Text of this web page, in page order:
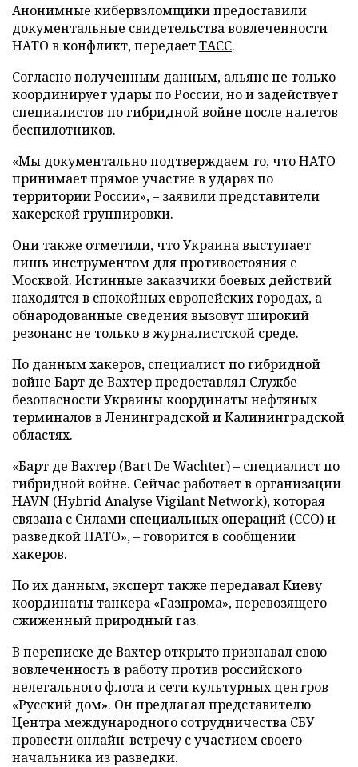
Анонимные кибервзломщики предоставили
документальные свидетельства вовлеченности
НАТО в конфликт, передаетТАСС.
Согласно полученным данным, альянс не только
координирует удары по России, но и задействует
специалистов по гибридной войне после налетов
беспилотников.
«Мы документально подтверждаем то, что НАТО
принимает прямое участие в ударах по
территории России», – заявили представители
хакерской группировки.
Они также отметили, что Украина выступает
лишь инструментом для противостояния с
Москвой. Истинные заказчики боевых действий
находятся в спокойных европейских городах, а
обнародованные сведения вызовут широкий
резонанс не только в журналистской среде.
По данным хакеров, специалист по гибридной
войне Барт де Вахтер предоставлял Службе
безопасности Украины координаты нефтяных
терминалов в Ленинградской и Калининградской
областях.
«Барт де Вахтер (Bart De Wachter) – специалист по
гибридной войне. Сейчас работает в организации
HAVN (Hybrid Analyse Vigilant Network), которая
связана с Силами специальных операций (ССО) и
разведкой НАТО», – говорится в сообщении
хакеров.
По их данным, эксперт также передавал Киеву
координаты танкера «Газпрома», перевозящего
сжиженный природный газ.
В переписке де Вахтер открыто признавал свою
вовлеченность в работу против российского
нелегального флота и сети культурных центров
«Русский дом». Он предлагал представителю
Центра международного сотрудничества СБУ
провести онлайн-встречу с участием своего
начальника из разведки.